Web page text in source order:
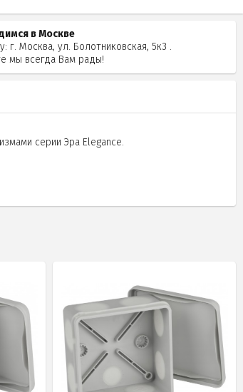
в Москве
г. Москва, ул. Болотниковская, 5к3 .
мы всегда Вам рады!
серии Эра Elegance.